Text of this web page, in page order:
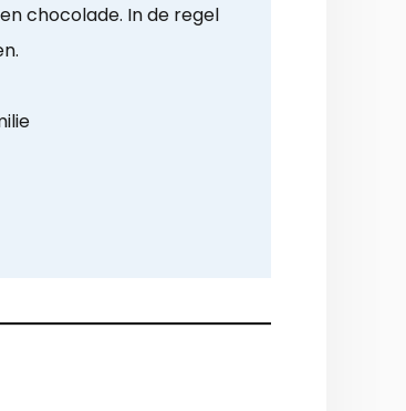
chocolade. In de regel